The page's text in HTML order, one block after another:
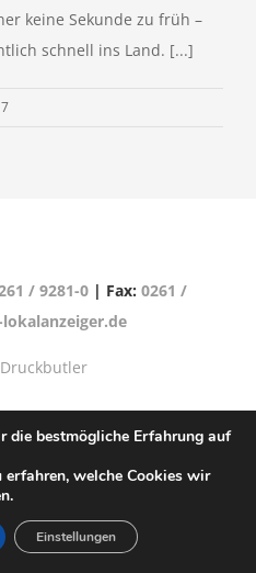
keine Sekunde zu früh –
schnell ins Land. [...]
/ 9281-0 | Fax: 0261 /
Druckbutler
Verlag für Anzeigenblätter
2-4 | 56072 Koblenz
die bestmögliche Erfahrung auf
erfahren, welche Cookies wir
Einstellungen